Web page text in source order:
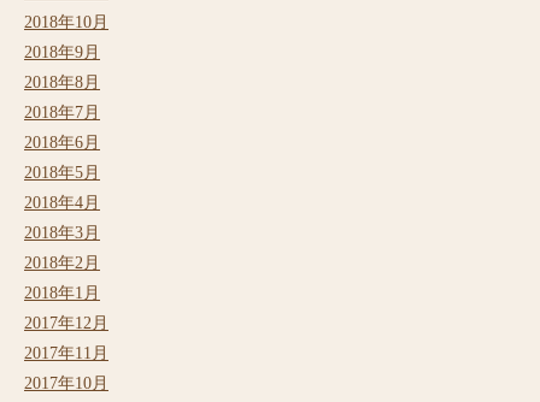
2018年10月
2018年9月
2018年8月
2018年7月
2018年6月
2018年5月
2018年4月
2018年3月
2018年2月
2018年1月
2017年12月
2017年11月
2017年10月